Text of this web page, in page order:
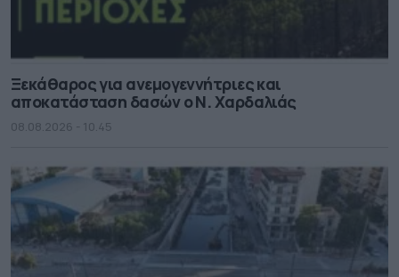
Ξεκάθαρος για ανεμογεννήτριες και
αποκατάσταση δασών ο Ν. Χαρδαλιάς
08.08.2026 - 10.45